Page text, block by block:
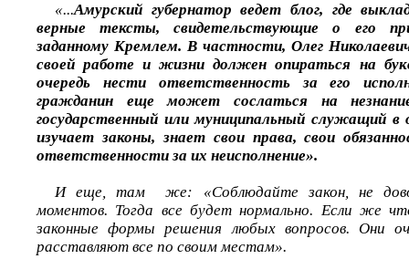
«...Амурский губернатор ведет блог, где
верные тексты, свидетельствующие о его
заданному Кремлем. В частности, Олег
своей работе и жизни должен опираться на
очередь нести ответственность за его
гражданин еще может сослаться на
государственный или муниципальный служащий в
изучает законы, знает свои права, свои
ответственности за их неисполнение».
И еще, там же: «Соблюдайте закон, не
моментов. Тогда все будет нормально. Если же
законные формы решения любых вопросов. Они
расставляют все по своим местам».